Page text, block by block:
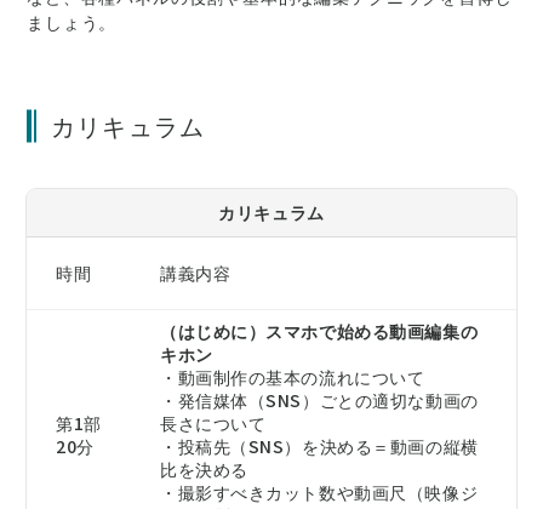
ましょう。
カリキュラム
カリキュラム
時間 講義内容
第1部
20分
（はじめに）スマホで始める動画編集の
キホン
・動画制作の基本の流れについて
・発信媒体（SNS）ごとの適切な動画の
長さについて
・投稿先（SNS）を決める＝動画の縦横
比を決める
・撮影すべきカット数や動画尺（映像ジ